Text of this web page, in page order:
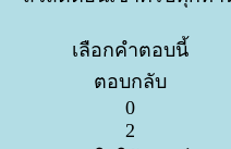
เลือกคำตอบนี้
ตอบกลับ
0
2